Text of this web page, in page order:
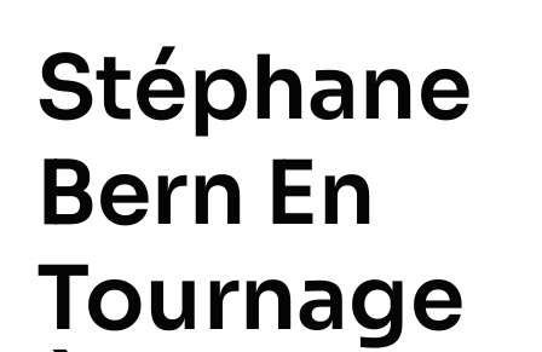
Stéphane
Bern En
Tournage